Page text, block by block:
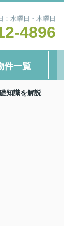
水曜日・木曜日
4896
件一覧
知識を解説